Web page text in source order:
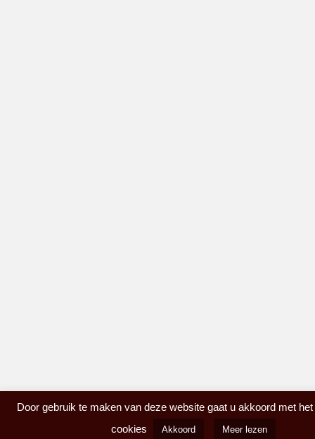
Door gebruik te maken van deze website gaat u akkoord met
cookies
Akkoord Meer lezen